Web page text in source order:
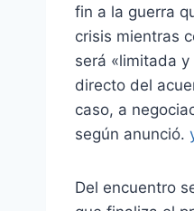
fin a la guerra
crisis mientras
será «limitada
directo del
caso, a
según anunció.
Del encuentro